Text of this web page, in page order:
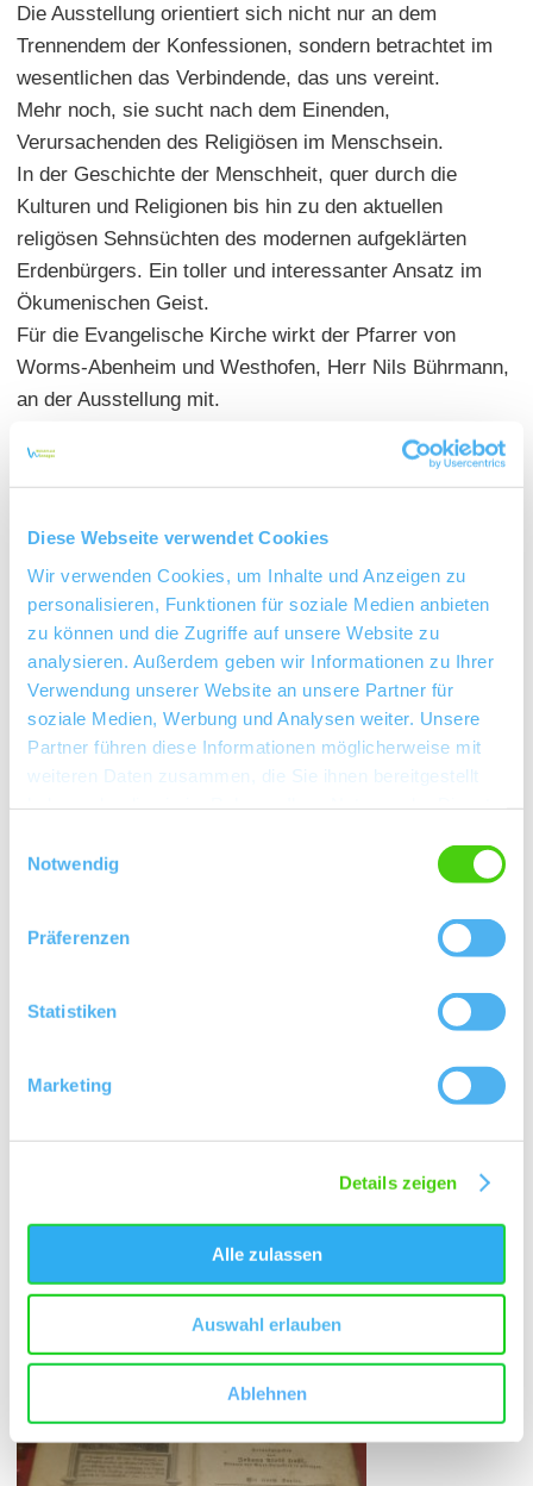
Diese Webseite verwendet Cookies
Wir verwenden Cookies, um Inhalte und Anzeigen zu
personalisieren, Funktionen für soziale Medien anbieten
zu können und die Zugriffe auf unsere Website zu
analysieren. Außerdem geben wir Informationen zu Ihrer
Verwendung unserer Website an unsere Partner für
soziale Medien, Werbung und Analysen weiter. Unsere
Partner führen diese Informationen möglicherweise mit
weiteren Daten zusammen, die Sie ihnen bereitgestellt
Notwendig
Präferenzen
Statistiken
Marketing
Details zeigen
Alle zulassen
Auswahl erlauben
Ablehnen
Die Ausstellung orientiert sich nicht nur an dem
Trennendem der Konfessionen, sondern betrachtet im
wesentlichen das Verbindende, das uns vereint.
Mehr noch, sie sucht nach dem Einenden,
Verursachenden des Religiösen im Menschsein.
In der Geschichte der Menschheit, quer durch die
Kulturen und Religionen bis hin zu den aktuellen
religösen Sehnsüchten des modernen aufgeklärten
Erdenbürgers. Ein toller und interessanter Ansatz im
Ökumenischen Geist.
Für die Evangelische Kirche wirkt der Pfarrer von
Worms-Abenheim und Westhofen, Herr Nils Bührmann,
an der Ausstellung mit.
Öffnung der Museen von seiten der Landesregierung
auchEinzelpersonen oder Kleingruppen Besuchstermine
vereinbaren.
Herr Schreiber ist über seine Mailadresse 'peter-
a.schreiber@heimatverein-gundheim.de' erreichbar,
telefonisch erteilt er unter 06244/7725 nähere
Auskünfte.